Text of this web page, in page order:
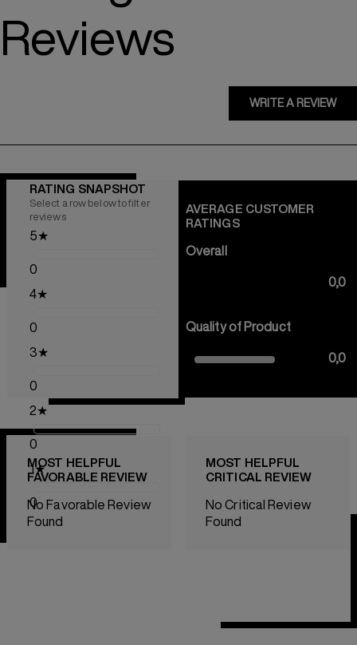
Reviews
WRITE A REVIEW
RATING SNAPSHOT
Select a row below to filter
reviews
5★
0
4★
0
3★
0
2★
0
1★
0
AVERAGE CUSTOMER
RATINGS
Overall
0,0
Quality of Product
0,0
MOST HELPFUL
FAVORABLE REVIEW
No Favorable Review
Found
MOST HELPFUL
CRITICAL REVIEW
No Critical Review
Found